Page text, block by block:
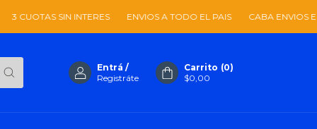
SIN INTERES ENVIOS A TODO EL PAIS CABA ENVIOS EN EL DIA
Entrá /
Registráte
Carrito (0)
$0,00